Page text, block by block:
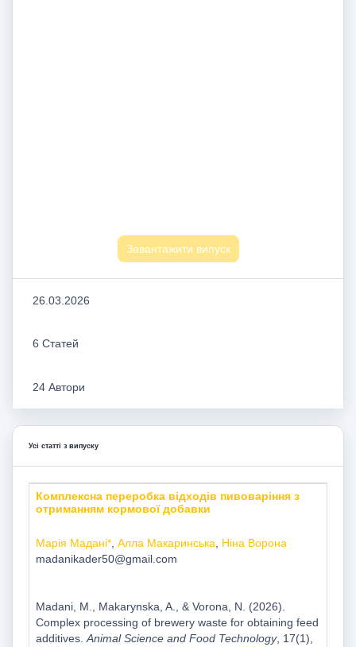
Завантажити випуск
26.03.2026
6 Статей
24 Автори
Усі статті з випуску
Комплексна переробка відходів пивоваріння з
отриманням кормової добавки
Марія Мадані*, Алла Макаринська
Ніна Ворона
madanikader50@gmail.com
Madani, M., Мakarynska, A., & Vorona, N. (2026).
Complex processing of brewery waste for obtaining feed
additives. Animal Science and Food Technology, 17(1),